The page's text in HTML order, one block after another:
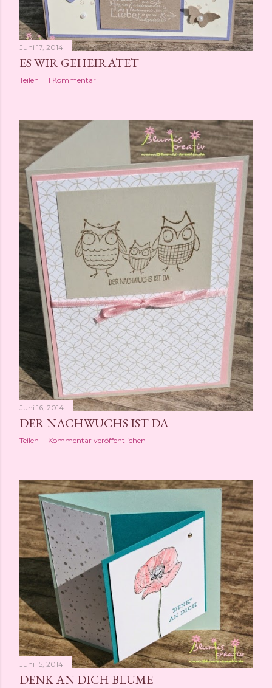
Juni 17, 2014
ES WIR GEHEIRATET
Teilen 1 Kommentar
Juni 16, 2014
DER NACHWUCHS IST DA
Teilen Kommentar veröffentlichen
Juni 15, 2014
DENK AN DICH BLUME